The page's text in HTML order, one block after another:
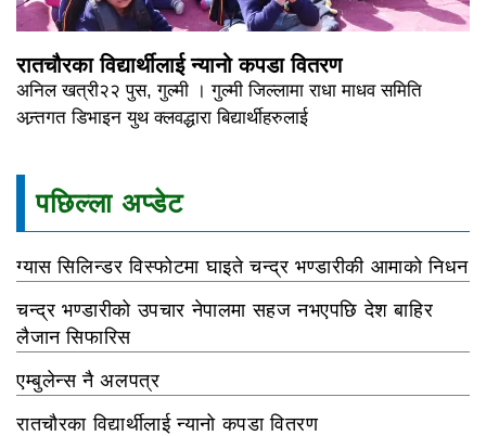
रातचौरका विद्यार्थीलाई न्यानो कपडा वितरण
अनिल खत्री२२ पुस, गुल्मी । गुल्मी जिल्लामा राधा माधव समिति
अन्र्तगत डिभाइन युथ क्लवद्धारा बिद्यार्थीहरुलाई
पछिल्ला अप्डेट
ग्यास सिलिन्डर विस्फोटमा घाइते चन्द्र भण्डारीकी आमाको निधन
चन्द्र भण्डारीको उपचार नेपालमा सहज नभएपछि देश बाहिर
लैजान सिफारिस
एम्बुलेन्स नै अलपत्र
रातचौरका विद्यार्थीलाई न्यानो कपडा वितरण